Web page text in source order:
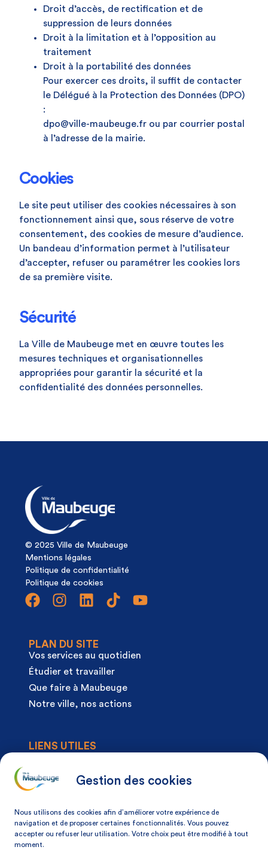
Gestion des cookies
Nous utilisons des cookies afin d’améliorer votre expérience de
navigation et de proposer certaines fonctionnalités. Vous pouvez
accepter ou refuser leur utilisation. Votre choix peut être modifié à tout
moment.
Droit d’accès, de rectification et de
suppression de leurs données
Droit à la limitation et à l’opposition au
traitement
Droit à la portabilité des données
Pour exercer ces droits, il suffit de contacter
le Délégué à la Protection des Données (DPO)
:
dpo@ville-maubeuge.fr ou par courrier postal
à l’adresse de la mairie.
Cookies
Le site peut utiliser des cookies nécessaires à son
fonctionnement ainsi que, sous réserve de votre
consentement, des cookies de mesure d’audience.
Un bandeau d’information permet à l’utilisateur
d’accepter, refuser ou paramétrer les cookies lors
de sa première visite.
Sécurité
La Ville de Maubeuge met en œuvre toutes les
mesures techniques et organisationnelles
appropriées pour garantir la sécurité et la
confidentialité des données personnelles.
© 2025 Ville de Maubeuge
Mentions légales
Politique de confidentialité
Politique de cookies
PLAN DU SITE
Vos services au quotidien
Étudier et travailler
Que faire à Maubeuge
Notre ville, nos actions
LIENS UTILES
Actualités
Articles à la une
Mon espace citoyen
Mon avis, ma ville